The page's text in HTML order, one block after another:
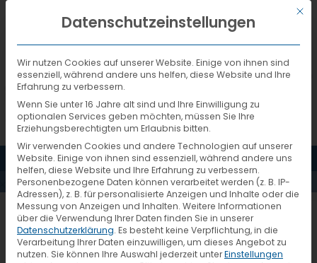
DEUTSCH
MENÜ
EINTRAG
Ihr VTL-Systempartner:
Mit
Datenschutzeinstellungen
Wir nutzen Cookies auf unserer Website. Einige von ihnen sind
essenziell, während andere uns helfen, diese Website und Ihre
Erfahrung zu verbessern.
Wenn Sie unter 16 Jahre alt sind und Ihre Einwilligung zu
optionalen Services geben möchten, müssen Sie Ihre
Erziehungsberechtigten um Erlaubnis bitten.
Wir verwenden Cookies und andere Technologien auf unserer
Website. Einige von ihnen sind essenziell, während andere uns
helfen, diese Website und Ihre Erfahrung zu verbessern.
Personenbezogene Daten können verarbeitet werden (z. B. IP-
Adressen), z. B. für personalisierte Anzeigen und Inhalte oder die
Messung von Anzeigen und Inhalten. Weitere Informationen
über die Verwendung Ihrer Daten finden Sie in unserer
Datenschutzerklärung. Es besteht keine Verpflichtung, in die
Verarbeitung Ihrer Daten einzuwilligen, um dieses Angebot zu
nutzen. Sie können Ihre Auswahl jederzeit unterEinstellungen